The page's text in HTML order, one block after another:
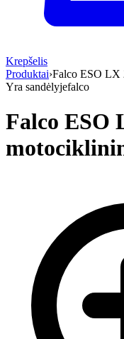
Krepšelis
Produktai›Falco ESO LX
Yra sandėlyjefalco
Falco ESO